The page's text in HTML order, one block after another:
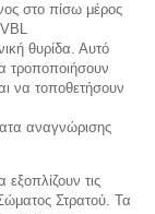
στο πίσω μέρος
θυρίδα. Αυτό
τροποποιήσουν
να τοποθετήσουν
αναγνώρισης
τις
Στρατού. Τα